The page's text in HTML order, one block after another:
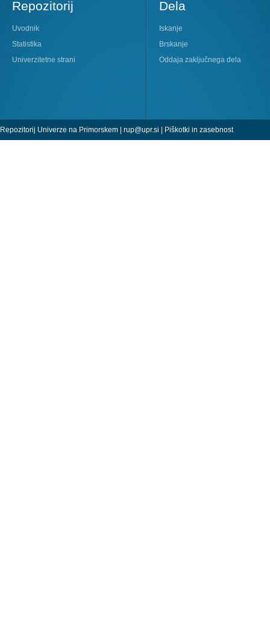
Repozitorij
Uvodnik
Statistika
Univerzitetne strani
Dela
Iskanje
Brskanje
Oddaja zaključnega dela
Repozitorij Univerze na Primorskem | rup@upr.si | Piškotki in zasebnost